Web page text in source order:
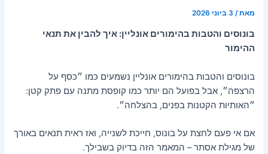
מאת/ 3 ביוני 2026
בונוסים והטבות בהימורים אונליין: איך להבין את תנאי
ההימור
בונוסים והטבות בהימורים אונליין נשמעים כמו ״כסף על
הרצפה״, אבל בפועל הם יותר כמו קופסת מתנה עם פתק קטן:
״האותיות הקטנות בפנים, בהצלחה״.
אם אי פעם לחצת על בונוס, חייכת לשנייה, ואז ראית תנאים באורך
של מגילת אסתר – המאמר הזה בדיוק בשבילך.